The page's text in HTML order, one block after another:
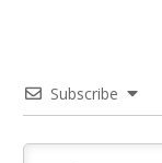
Subscribe